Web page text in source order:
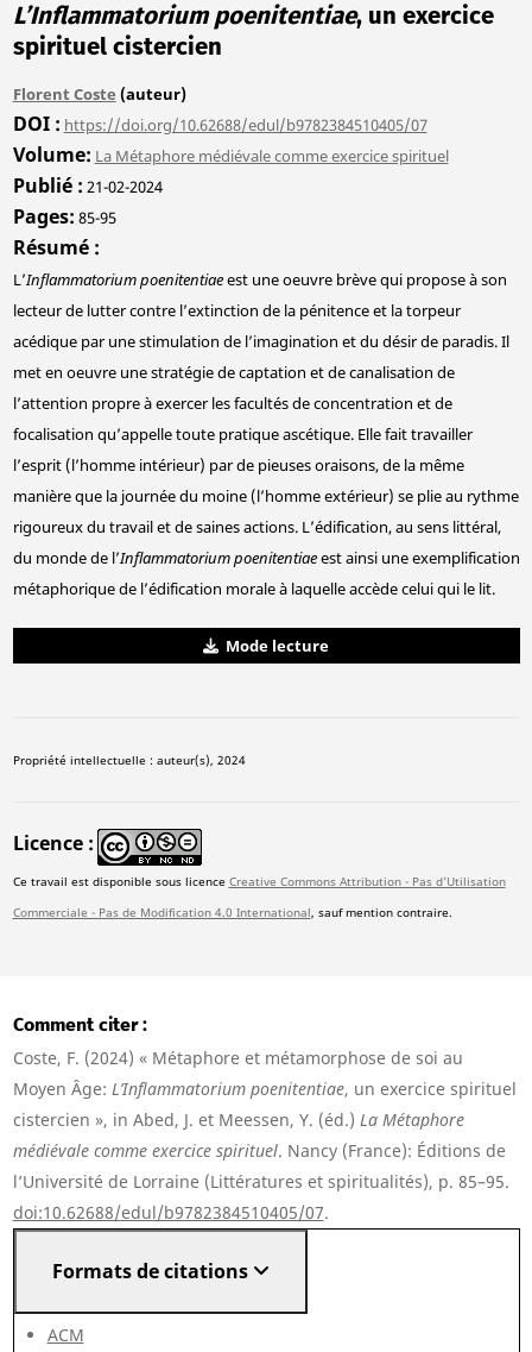
L’Inflammatorium poenitentiae, un exercice
spirituel cistercien
Florent Coste (auteur)
DOI https://doi.org/10.62688/edul/b9782384510405/07
Volume La Métaphore médiévale comme exercice spirituel
Publié 21-02-2024
Pages 85-95
Résumé
L’Inflammatorium poenitentiaeest une oeuvre brève qui propose à son
lecteur de lutter contre l’extinction de la pénitence et la torpeur
acédique par une stimulation de l’imagination et du désir de paradis. Il
met en oeuvre une stratégie de captation et de canalisation de
l’attention propre à exercer les facultés de concentration et de
focalisation qu’appelle toute pratique ascétique. Elle fait travailler
l’esprit (l’homme intérieur) par de pieuses oraisons, de la même
manière que la journée du moine (l’homme extérieur) se plie au rythme
rigoureux du travail et de saines actions. L’édification, au sens littéral,
du monde de l’Inflammatorium poenitentiaeest ainsi une exemplification
métaphorique de l’édification morale à laquelle accède celui qui le lit.
Mode lecture
Propriété intellectuelle : auteur(s), 2024
Licence
Ce travail est disponible sous licence Creative Commons Attribution - Pas d'Utilisation
Commerciale - Pas de Modification 4.0 International, sauf mention contraire.
Comment citer
Coste, F. (2024) « Métaphore et métamorphose de soi au
Moyen Âge: L’Inflammatorium poenitentiae, un exercice spirituel
cistercien », in Abed, J. et Meessen, Y. (éd.) La Métaphore
médiévale comme exercice spirituel. Nancy (France): Éditions de
l’Université de Lorraine (Littératures et spiritualités), p. 85–95.
doi:10.62688/edul/b9782384510405/07.
Formats de citations
ACM